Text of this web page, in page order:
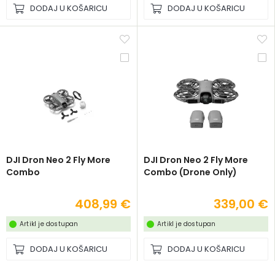
DODAJ U KOŠARICU DODAJ U KOŠARICU
DJI Dron Neo 2 Fly More
Combo
408,99 €
Artikl je dostupan
DODAJ U KOŠARICU
DJI Dron Neo 2 Fly More
Combo (Drone Only)
339,00 €
Artikl je dostupan
DODAJ U KOŠARICU